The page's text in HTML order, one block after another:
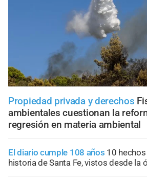
Propiedad privada y derechos
ambientales cuestionan la
regresión en materia ambiental
El diario cumple 108 años 10
historia de Santa Fe, vistos desde la